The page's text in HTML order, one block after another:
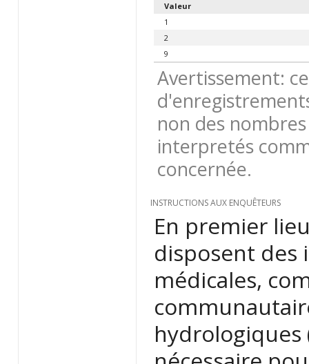
Valeur
1
2
9
Avertissement:
non des
interpretés
concernée.
INSTRUCTIONS AUX ENQUÊTEURS
En premier
disposent des
médicales,
hydrologiques